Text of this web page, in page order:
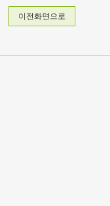
이전화면으로